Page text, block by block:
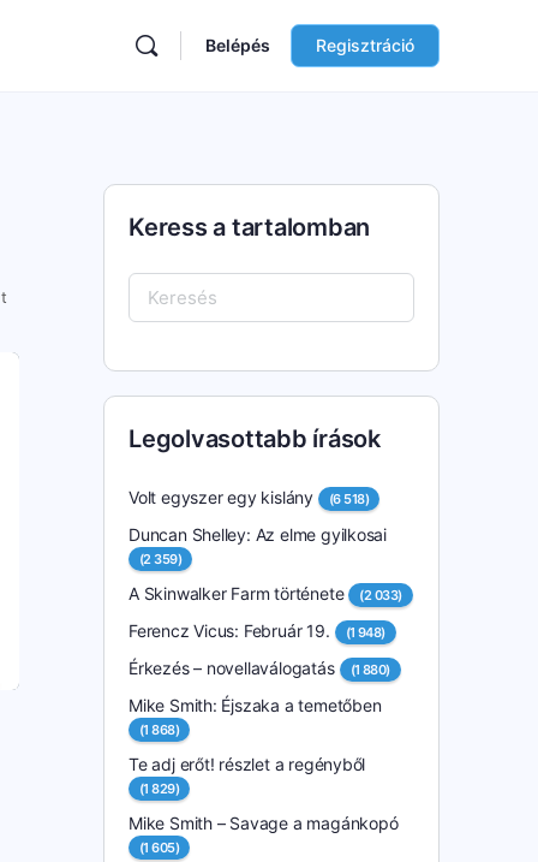
Belépés Regisztráció
Keress a tartalomban
Keresés:
Legolvasottabb írások
Volt egyszer egy kislány (6 518)
Duncan Shelley: Az elme gyilkosai
(2 359)
A Skinwalker Farm története (2 033)
Ferencz Vicus: Február 19. (1 948)
Érkezés – novellaválogatás (1 880)
Mike Smith: Éjszaka a temetőben
(1 868)
Te adj erőt! részlet a regényből
(1 829)
Mike Smith – Savage a magánkopó
(1 605)